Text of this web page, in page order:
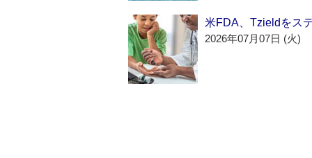
米FDA、Tzieldをス
2026年07月07日 (火)